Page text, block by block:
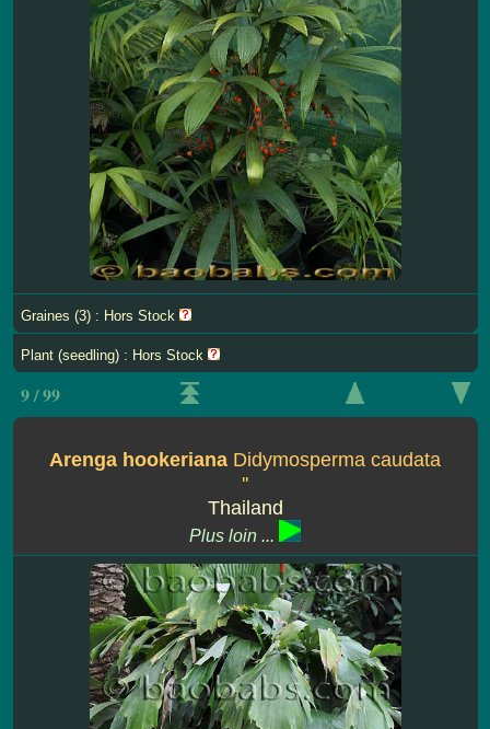
Graines (3) : Hors Stock
Plant (seedling) : Hors Stock
9 / 99
Arenga hookeriana Didymosperma caudata
''
Thailand
Plus loin ...